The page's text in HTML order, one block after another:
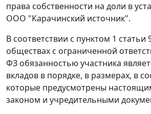
права собственности на доли в
ООО "Карачинский источник".
В соответствии с пунктом 1 статьи
обществах с ограниченной
ФЗ обязанностью участника
вкладов в порядке, в размерах, в
которые предусмотрены
законом и учредительными